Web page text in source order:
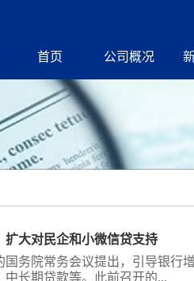
首页 公司概况
扩大对民企和小微信贷支持
国务院常务会议提出，引导银行
中长期贷款等。此前召开的...